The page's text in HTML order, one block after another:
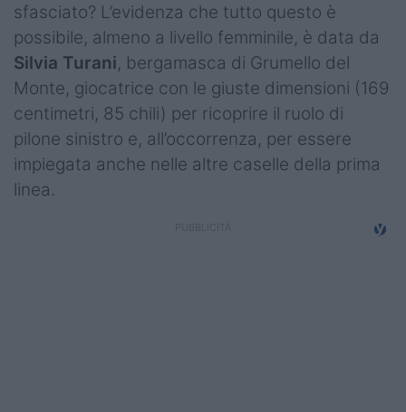
Campionati
Serie A
Serie B
Serie C
Femminile
sfasciato? L’evidenza che tutto questo è
possibile, almeno a livello femminile, è data da
Silvia Turani, bergamasca di Grumello del
Monte, giocatrice con le giuste dimensioni (169
centimetri, 85 chili) per ricoprire il ruolo di
pilone sinistro e, all’occorrenza, per essere
impiegata anche nelle altre caselle della prima
linea.